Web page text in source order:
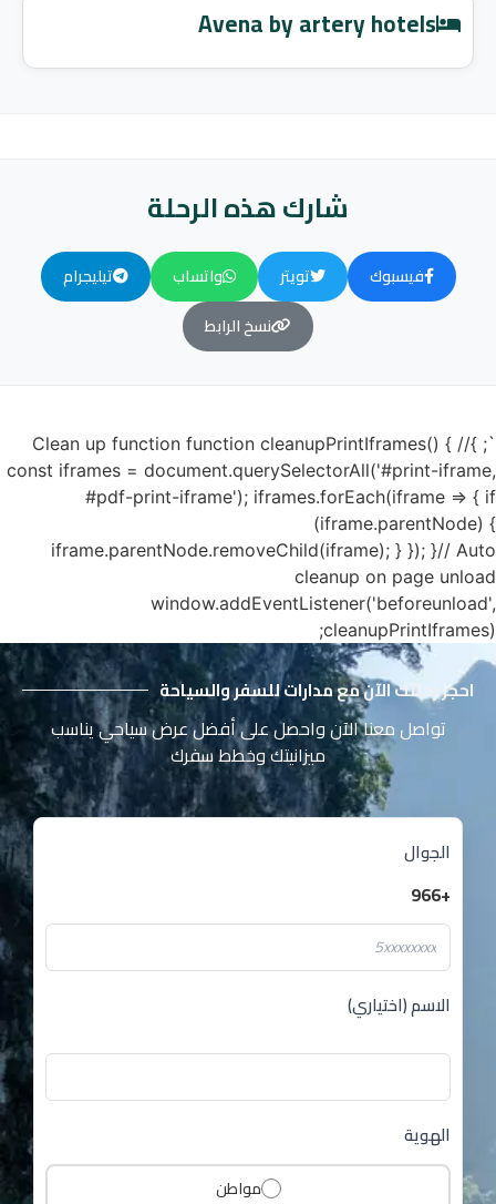
Avena by artery hotels
شارك هذه الرحلة
فيسبوك تويتر واتساب
تيليجرام
نسخ الرابط
`; }// Clean up function function cleanupPrintIframes() {
const iframes = document.querySelectorAll('#print-iframe,
#pdf-print-iframe'); iframes.forEach(iframe => { if
(iframe.parentNode) {
iframe.parentNode.removeChild(iframe); } }); }// Auto
cleanup on page unload
window.addEventListener('beforeunload',
cleanupPrintIframes);
احجز رحلتك الآن مع مدارات للسفر والسياحة
تواصل معنا الآن واحصل على أفضل عرض سياحي يناسب
ميزانيتك وخطط سفرك
الجوال
+966
الاسم (اختياري)
الهوية
مواطن